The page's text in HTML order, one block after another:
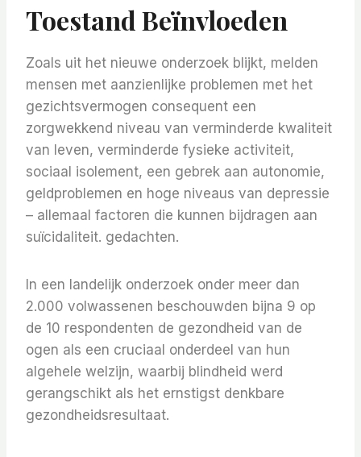
Toestand Beïnvloeden
Zoals uit het nieuwe onderzoek blijkt, melden
mensen met aanzienlijke problemen met het
gezichtsvermogen consequent een
zorgwekkend niveau van verminderde kwaliteit
van leven, verminderde fysieke activiteit,
sociaal isolement, een gebrek aan autonomie,
geldproblemen en hoge niveaus van depressie
– allemaal factoren die kunnen bijdragen aan
suïcidaliteit. gedachten.
In een landelijk onderzoek onder meer dan
2.000 volwassenen beschouwden bijna 9 op
de 10 respondenten de gezondheid van de
ogen als een cruciaal onderdeel van hun
algehele welzijn, waarbij blindheid werd
gerangschikt als het ernstigst denkbare
gezondheidsresultaat.